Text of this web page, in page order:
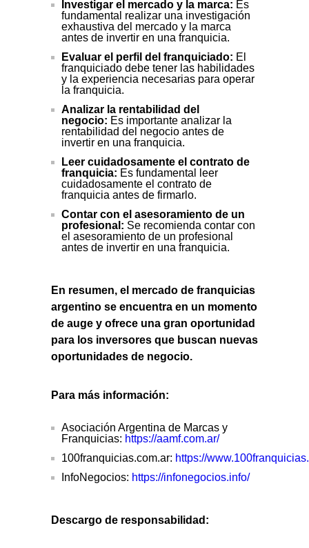
Investigar el mercado y la marca: Es
fundamental realizar una investigación
exhaustiva del mercado y la marca
antes de invertir en una franquicia.
Evaluar el perfil del franquiciado: El
franquiciado debe tener las habilidades
y la experiencia necesarias para operar
la franquicia.
Analizar la rentabilidad del
negocio: Es importante analizar la
rentabilidad del negocio antes de
invertir en una franquicia.
Leer cuidadosamente el contrato de
franquicia: Es fundamental leer
cuidadosamente el contrato de
franquicia antes de firmarlo.
Contar con el asesoramiento de un
profesional: Se recomienda contar con
el asesoramiento de un profesional
antes de invertir en una franquicia.
En resumen, el mercado de franquicias
argentino se encuentra en un momento
de auge y ofrece una gran oportunidad
para los inversores que buscan nuevas
oportunidades de negocio.
Para más información:
Asociación Argentina de Marcas y
Franquicias: https://aamf.com.ar/
100franquicias.com.ar: https://
InfoNegocios: https://infonegocios.info/
Descargo de responsabilidad: